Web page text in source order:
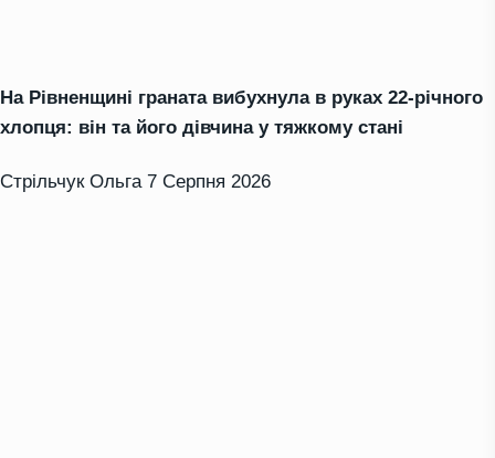
На Рівненщині граната вибухнула в руках 22-річного
хлопця: він та його дівчина у тяжкому стані
Стрільчук Ольга 7 Серпня 2026